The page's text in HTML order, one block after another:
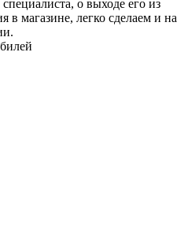
о выходе его из
в магазине, легко сделаем и на